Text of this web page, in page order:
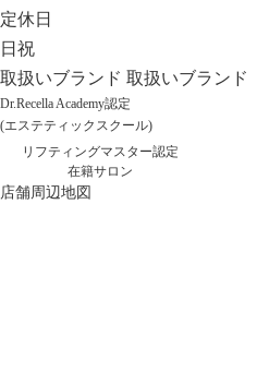
定休日
日祝
取扱いブランド 取扱いブランド
Dr.Recella Academy認定
(エステティックスクール)
リフティングマスター認定
在籍サロン
店舗周辺地図